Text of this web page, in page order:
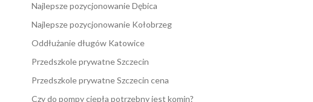
Najlepsze pozycjonowanie Dębica
Najlepsze pozycjonowanie Kołobrzeg
Oddłużanie długów Katowice
Przedszkole prywatne Szczecin
Przedszkole prywatne Szczecin cena
Czy do pompy ciepła potrzebny jest komin?